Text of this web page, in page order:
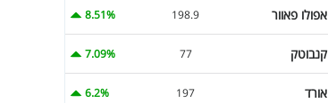
אפולו פאוור 198.9
8.51%
קנבוטק 77
7.09%
אורד 197
6.2%